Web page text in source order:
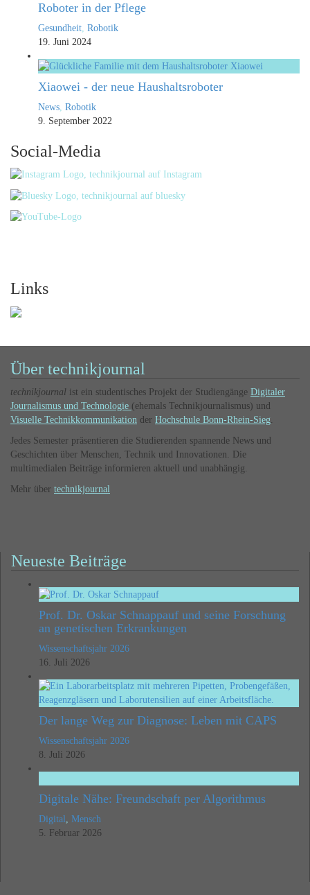
Roboter in der Pflege
Gesundheit, Robotik
19. Juni 2024
Xiaowei - der neue Haushaltsroboter
News, Robotik
9. September 2022
Social-Media
Links
Über technikjournal
technikjournal ist ein studentisches Projekt der Studiengänge Digitaler
Journalismus und Technologie (ehemals Technikjournalismus) und
Visuelle Technikkommunikation der Hochschule Bonn-Rhein-Sieg.
Jedes Semester präsentieren die Studierenden spannende News und
Geschichten über Menschen, Technik und Innovationen. Die
multimedialen Beiträge informieren aktuell und unabhängig.
Mehr über technikjournal
Neueste Beiträge
Prof. Dr. Oskar Schnappauf und seine Forschung
an genetischen Erkrankungen
Wissenschaftsjahr 2026
16. Juli 2026
Der lange Weg zur Diagnose: Leben mit CAPS
Wissenschaftsjahr 2026
8. Juli 2026
Digitale Nähe: Freundschaft per Algorithmus
Digital, Mensch
5. Februar 2026